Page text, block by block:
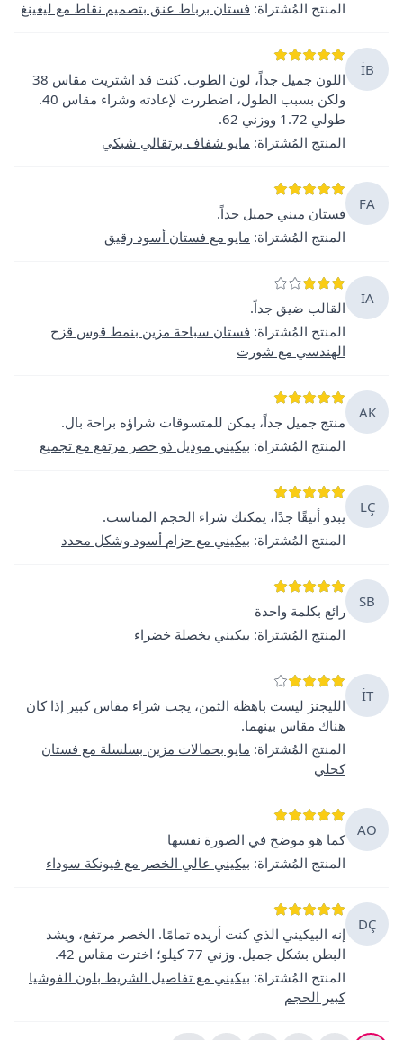
المنتج المُشتراة: فستان برباط عنق بتصميم نقاط مع ليغينغ
İB
اللون جميل جداً، لون الطوب. كنت قد اشتريت مقاس 38
ولكن بسبب الطول، اضطررت لإعادته وشراء مقاس 40.
طولي 1.72 ووزني 62.
المنتج المُشتراة: مايو شفاف برتقالي شبكي
FA
فستان ميني جميل جداً.
المنتج المُشتراة: مايو مع فستان أسود رقيق
İA
القالب ضيق جداً.
المنتج المُشتراة: فستان سباحة مزين بنمط قوس قزح
الهندسي مع شورت
AK
منتج جميل جداً، يمكن للمتسوقات شراؤه براحة بال.
المنتج المُشتراة: بيكيني موديل ذو خصر مرتفع مع تجميع
LÇ
يبدو أنيقًا جدًا، يمكنك شراء الحجم المناسب.
المنتج المُشتراة: بيكيني مع حزام أسود وشكل محدد
SB
رائع بكلمة واحدة
المنتج المُشتراة: بيكيني بخصلة خضراء
İT
الليجنز ليست باهظة الثمن، يجب شراء مقاس كبير إذا كان
هناك مقاس بينهما.
المنتج المُشتراة: مايو بحمالات مزين بسلسلة مع فستان
كحلي
AO
كما هو موضح في الصورة نفسها
المنتج المُشتراة: بيكيني عالي الخصر مع فيونكة سوداء
DÇ
إنه البيكيني الذي كنت أريده تمامًا. الخصر مرتفع، ويشد
البطن بشكل جميل. وزني 77 كيلو؛ اخترت مقاس 42.
المنتج المُشتراة: بيكيني مع تفاصيل الشريط بلون الفوشيا
كبير الحجم